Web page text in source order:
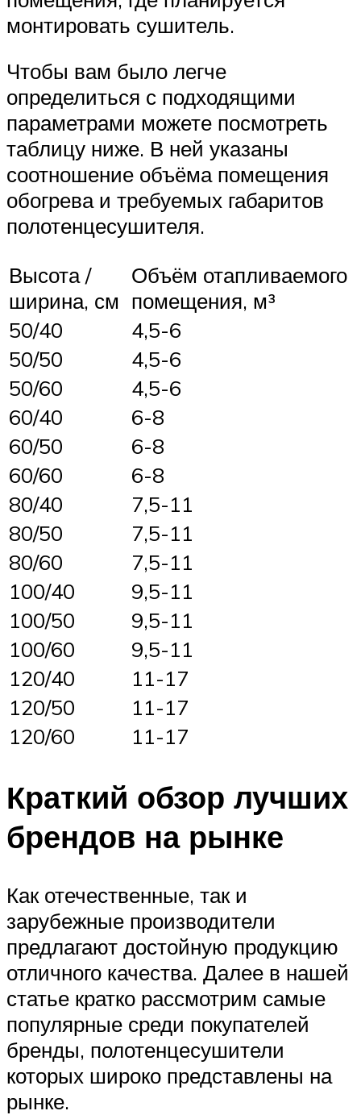
монтировать сушитель.
Чтобы вам было легче
определиться с подходящими
параметрами можете посмотреть
таблицу ниже. В ней указаны
соотношение объёма помещения
обогрева и требуемых габаритов
полотенцесушителя.
Высота /
ширина, см
Объём отапливаемого
помещения, м³
50/40
4,5-6
50/50
4,5-6
50/60
4,5-6
60/40
6-8
60/50
6-8
60/60
6-8
80/40
7,5-11
80/50
7,5-11
80/60
7,5-11
100/40
9,5-11
100/50
9,5-11
100/60
9,5-11
120/40
11-17
120/50
11-17
120/60
11-17
Краткий обзор лучших
брендов на рынке
Как отечественные, так и
зарубежные производители
предлагают достойную продукцию
отличного качества. Далее в нашей
статье кратко рассмотрим самые
популярные среди покупателей
бренды, полотенцесушители
которых широко представлены на
рынке.